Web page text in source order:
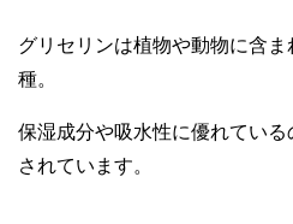
グリセリンは植物や動物に含
種。
保湿成分や吸水性に優れてい
されています。